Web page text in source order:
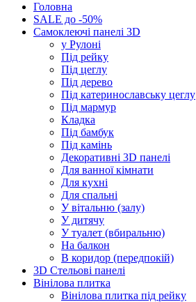
Головна
SALE до -50%
Самоклеючі панелі 3D
у Рулоні
Під рейку
Під цеглу
Під дерево
Під катеринославську цеглу
Під мармур
Кладка
Під бамбук
Під камінь
Декоративні 3D панелі
Для ванної кімнати
Для кухні
Для спальні
У вітальню (залу)
У дитячу
У туалет (вбиральню)
На балкон
В коридор (передпокій)
3D Стельові панелі
Вінілова плитка
Вінілова плитка під рейку